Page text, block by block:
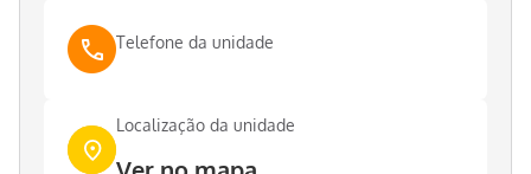
Telefone da unidade
Localização da unidade